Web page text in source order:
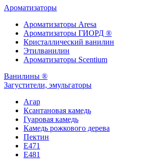
Ароматизаторы
Ароматизаторы Aresa
Ароматизаторы ГИОРД ®
Кристаллический ванилин
Этилванилин
Ароматизаторы Scentium
Ванилины ®
Загустители, эмульгаторы
Агар
Ксантановая камедь
Гуаровая камедь
Камедь рожкового дерева
Пектин
Е471
Е481